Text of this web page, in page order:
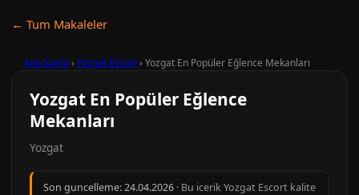
← Tum Makaleler
Ana Sayfa › Yozgat Escort› Yozgat En Popüler Eğlence Mekanları
Yozgat En Popüler Eğlence
Mekanları
Yozgat
Son guncelleme:24.04.2026 · Bu icerik Yozgat Escort kalite